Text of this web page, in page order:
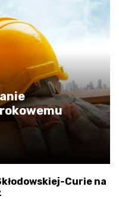
Curie na